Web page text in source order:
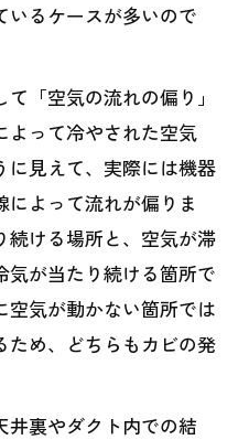
いるケースが多いので
「空気の流れの偏り」
よって冷やされた空気
に見えて、実際には機器
よって流れが偏りま
続ける場所と、空気が滞
が当たり続ける箇所で
空気が動かない箇所では
ため、どちらもカビの発
井裏やダクト内での結